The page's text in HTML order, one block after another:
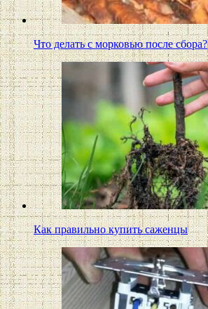
Что делать с морковью после сбора?
Как правильно купить саженцы